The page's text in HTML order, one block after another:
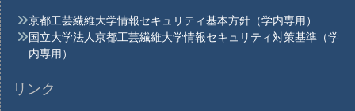
京都工芸繊維大学情報セキュリティ基本方針（学内専用）
国立大学法人京都工芸繊維大学情報セキュリティ対策基準（学
内専用）
リンク